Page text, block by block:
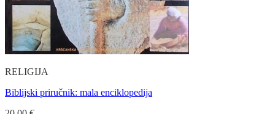
RELIGIJA
Biblijski priručnik: mala enciklopedija